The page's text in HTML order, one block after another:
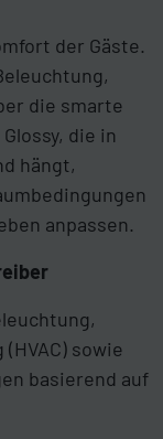
der Gäste.
die smarte
die in
hängt,
anpassen.
sowie
basierend auf